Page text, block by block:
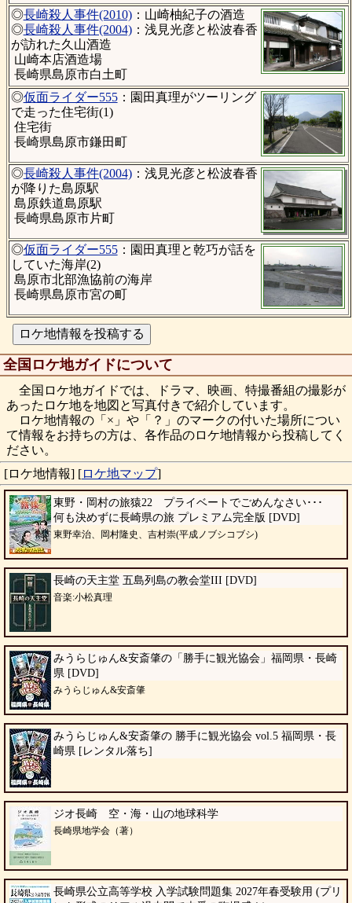
◎長崎殺人事件(2010)：山崎柚紀子の酒造
◎長崎殺人事件(2004)：浅見光彦と松波春香
が訪れた久山酒造
山崎本店酒造場
長崎県島原市白土町
◎仮面ライダー555：園田真理がツーリング
で走った住宅街(1)
住宅街
長崎県島原市鎌田町
◎長崎殺人事件(2004)：浅見光彦と松波春香
が降りた島原駅
島原鉄道島原駅
長崎県島原市片町
◎仮面ライダー555：園田真理と乾巧が話を
していた海岸(2)
島原市北部漁協前の海岸
長崎県島原市宮の町
全国ロケ地ガイドについて
全国ロケ地ガイドでは、ドラマ、映画、特撮番組の撮影が
あったロケ地を地図と写真付きで紹介しています。
ロケ地情報の「×」や「？」のマークの付いた場所につい
て情報をお持ちの方は、各作品のロケ地情報から投稿してく
ださい。
[ロケ地情報] [ロケ地マップ]
東野・岡村の旅猿22 プライベートでごめんなさい･･･
何も決めずに長崎県の旅 プレミアム完全版 [DVD]
東野幸治、岡村隆史、吉村崇(平成ノブシコブシ)
長崎の天主堂 五島列島の教会堂III [DVD]
音楽:小松真理
みうらじゅん&安斎肇の「勝手に観光協会」福岡県・長崎
県 [DVD]
みうらじゅん&安斎肇
みうらじゅん&安斎肇の 勝手に観光協会 vol.5 福岡県・長
崎県 [レンタル落ち]
ジオ長崎 空・海・山の地球科学
長崎県地学会（著）
長崎県公立高等学校 入学試験問題集 2027年春受験用 (プリ